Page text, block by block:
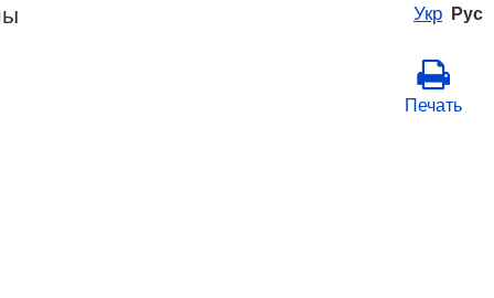
Укр Рус
Печать